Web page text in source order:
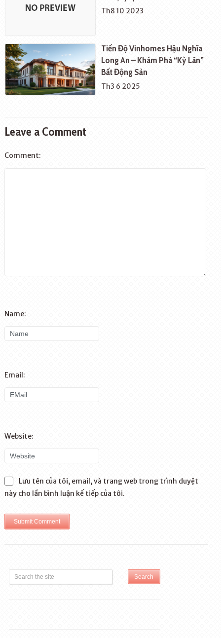
Th8 10 2023
Tiến Độ Vinhomes Hậu Nghĩa
Long An – Khám Phá “Kỳ Lân”
Bất Động Sản
Th3 6 2025
Leave a Comment
Comment:
Name:
Email:
Website:
Lưu tên của tôi, email, và trang web trong trình duyệt
này cho lần bình luận kế tiếp của tôi.